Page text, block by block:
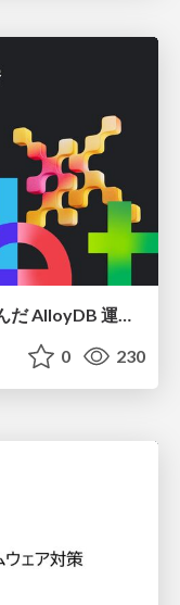
メルカリのグローバルアプリで挑んだ AlloyDB 運用と課題解決の実践記
0 230